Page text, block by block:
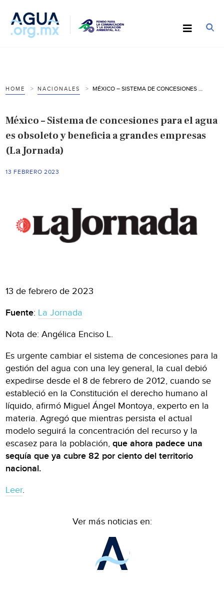
HOME NACIONALES
México – Sistema de concesiones para el agua
es obsoleto y beneficia a grandes empresas
(La Jornada)
13 FEBRERO 2023
13 de febrero de 2023
Fuente: La Jornada
Nota de: Angélica Enciso L.
Es urgente cambiar el sistema de concesiones para la
gestión del agua con una ley general, la cual debió
expedirse desde el 8 de febrero de 2012, cuando se
estableció en la Constitución el derecho humano al
líquido, afirmó Miguel Ángel Montoya, experto en la
materia. Agregó que mientras persista el actual
modelo seguirá la concentración del recurso y la
escasez para la población,que ahora padece una
sequía que ya cubre 82 por ciento del territorio
nacional.
Leer.
Ver más noticias en: